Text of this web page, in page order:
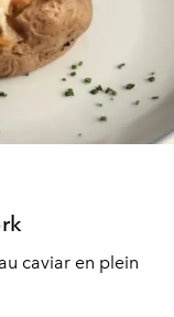
caviar en plein